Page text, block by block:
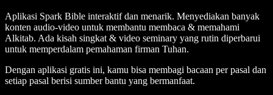
Aplikasi Spark Bible interaktif dan menarik. Menyediakan banyak
konten audio-video untuk membantu membaca & memahami
Alkitab. Ada kisah singkat & video seminary yang rutin diperbarui
untuk memperdalam pemahaman firman Tuhan.
Dengan aplikasi gratis ini, kamu bisa membagi bacaan per pasal dan
setiap pasal berisi sumber bantu yang bermanfaat.